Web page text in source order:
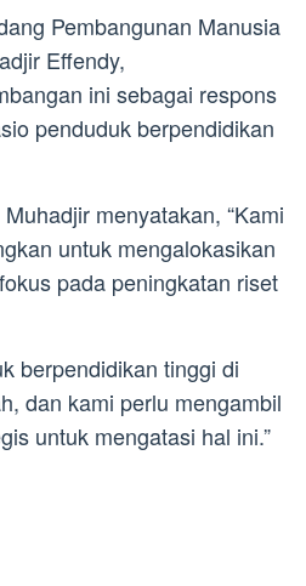
Pembangunan Manusia
Effendy,
ini sebagai respons
penduduk berpendidikan
menyatakan, “Kami
untuk mengalokasikan
pada peningkatan riset
berpendidikan tinggi di
dan kami perlu mengambil
untuk mengatasi hal ini.”